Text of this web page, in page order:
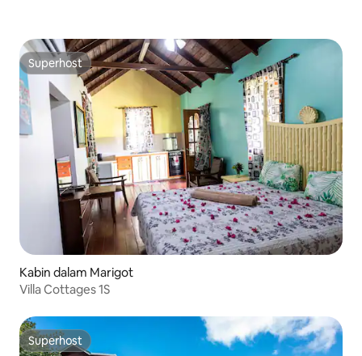
Superhost
Superhost
Kabin dalam Marigot
Villa Cottages 1S
Superhost
Superhost